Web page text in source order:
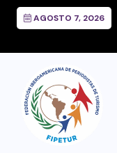
AGOSTO 7, 2026